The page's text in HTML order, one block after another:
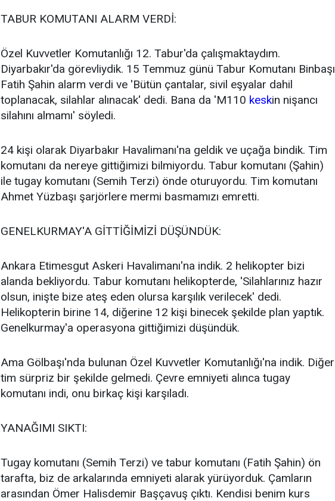
TABUR KOMUTANI ALARM VERDİ:
Özel Kuvvetler Komutanlığı 12. Tabur'da çalışmaktaydım.
Diyarbakır'da görevliydik. 15 Temmuz günü Tabur Komutanı Binbaşı
Fatih Şahin alarm verdi ve 'Bütün çantalar, sivil eşyalar dahil
toplanacak, silahlar alınacak' dedi. Bana da 'M110 keskin nişancı
silahını almamı' söyledi.
24 kişi olarak Diyarbakır Havalimanı'na geldik ve uçağa bindik. Tim
komutanı da nereye gittiğimizi bilmiyordu. Tabur komutanı (Şahin)
ile tugay komutanı (Semih Terzi) önde oturuyordu. Tim komutanı
Ahmet Yüzbaşı şarjörlere mermi basmamızı emretti.
GENELKURMAY'A GİTTİĞİMİZİ DÜŞÜNDÜK:
Ankara Etimesgut Askeri Havalimanı'na indik. 2 helikopter bizi
alanda bekliyordu. Tabur komutanı helikopterde, 'Silahlarınız hazır
olsun, inişte bize ateş eden olursa karşılık verilecek' dedi.
Helikopterin birine 14, diğerine 12 kişi binecek şekilde plan yaptık.
Genelkurmay'a operasyona gittiğimizi düşündük.
Ama Gölbaşı'nda bulunan Özel Kuvvetler Komutanlığı'na indik. Diğer
tim sürpriz bir şekilde gelmedi. Çevre emniyeti alınca tugay
komutanı indi, onu birkaç kişi karşıladı.
YANAĞIMI SIKTI:
Tugay komutanı (Semih Terzi) ve tabur komutanı (Fatih Şahin) ön
tarafta, biz de arkalarında emniyeti alarak yürüyorduk. Çamların
arasından Ömer Halisdemir Başçavuş çıktı. Kendisi benim kurs